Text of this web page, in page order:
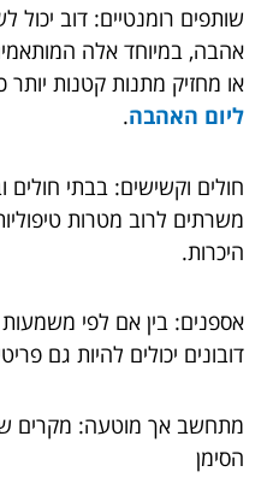
שותפים רומנטיים: דוב
אהבה, במיוחד אלה
או מחזיק מתנות קטנות יותר
ליום האהבה.
חולים וקשישים: בבתי חולים
משרתים לרוב מטרות
היכרות.
אספנים: בין אם לפי משמעות
דובונים יכולים להיות גם
מתחשב אך מוטעה: מקרים
הסימן